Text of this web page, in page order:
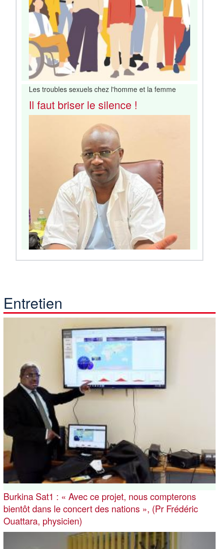
Les troubles sexuels chez l'homme et la femme
Il faut briser le silence !
Entretien
Burkina Sat1 : « Avec ce projet, nous compterons
bientôt dans le concert des nations », (Pr Frédéric
Ouattara, physicien)